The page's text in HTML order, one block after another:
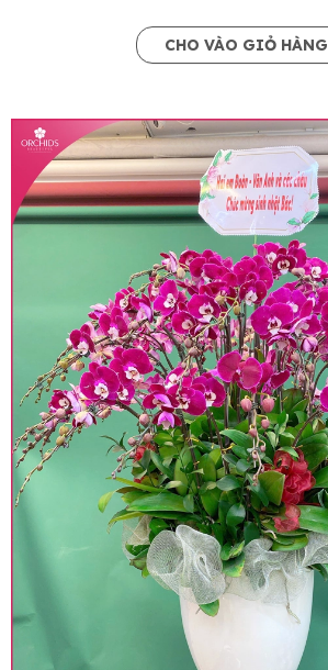
CHO VÀO GIỎ HÀNG